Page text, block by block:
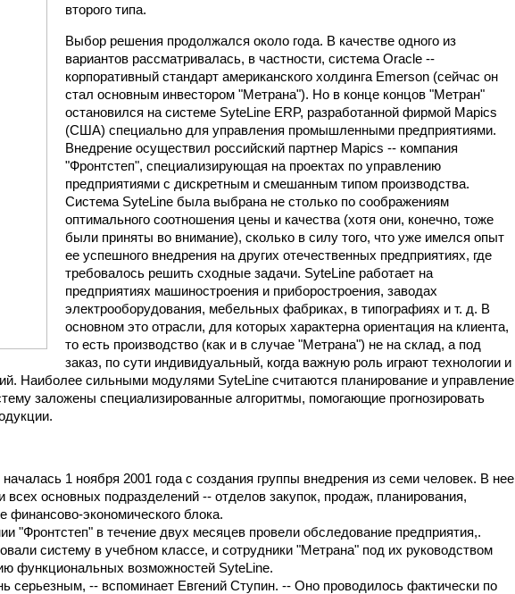
второго типа.
Выбор решения продолжался около года. В качестве одного из
вариантов рассматривалась, в частности, система Oracle --
корпоративный стандарт американского холдинга Emerson (сейчас он
стал основным инвестором "Метрана"). Но в конце концов "Метран"
остановился на системе SyteLine ERP, разработанной фирмой Mapics
(США) специально для управления промышленными предприятиями.
Внедрение осуществил российский партнер Mapics -- компания
"Фронтстеп", специализирующая на проектах по управлению
предприятиями с дискретным и смешанным типом производства.
Система SyteLine была выбрана не столько по соображениям
оптимального соотношения цены и качества (хотя они, конечно, тоже
были приняты во внимание), сколько в силу того, что уже имелся опыт
ее успешного внедрения на других отечественных предприятиях, где
требовалось решить сходные задачи. SyteLine работает на
предприятиях машиностроения и приборостроения, заводах
электрооборудования, мебельных фабриках, в типографиях и т. д. В
основном это отрасли, для которых характерна ориентация на клиента,
то есть производство (как и в случае "Метрана") не на склад, а под
заказ, по сути индивидуальный, когда важную роль играют технологии и
Наиболее сильными модулями SyteLine считаются планирование и управление
заложены специализированные алгоритмы, помогающие прогнозировать
1 ноября 2001 года с создания группы внедрения из семи человек. В нее
всех основных подразделений -- отделов закупок, продаж, планирования,
финансово-экономического блока.
"Фронтстеп" в течение двух месяцев провели обследование предприятия,.
систему в учебном классе, и сотрудники "Метрана" под их руководством
функциональных возможностей SyteLine.
серьезным, -- вспоминает Евгений Ступин. -- Оно проводилось фактически по